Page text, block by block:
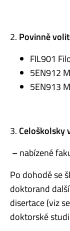
2. Povinně
FIL901
5EN912
5EN913
3. Celoškolsky
–nabízené
Po dohodě se
doktorand
disertace (viz
doktorské